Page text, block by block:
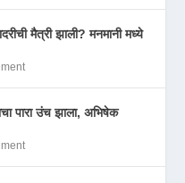
मैत्री झाली? मनमानी मध्ये
पारा उंच झाला, अभिषेक